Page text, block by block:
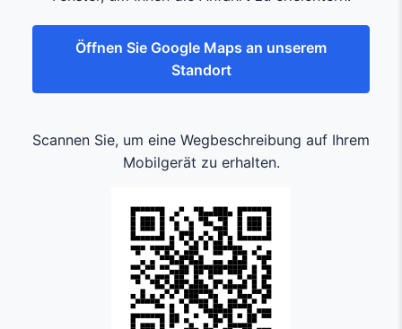
Öffnen Sie Google Maps an unserem
Standort
Scannen Sie, um eine Wegbeschreibung auf Ihrem
Mobilgerät zu erhalten.